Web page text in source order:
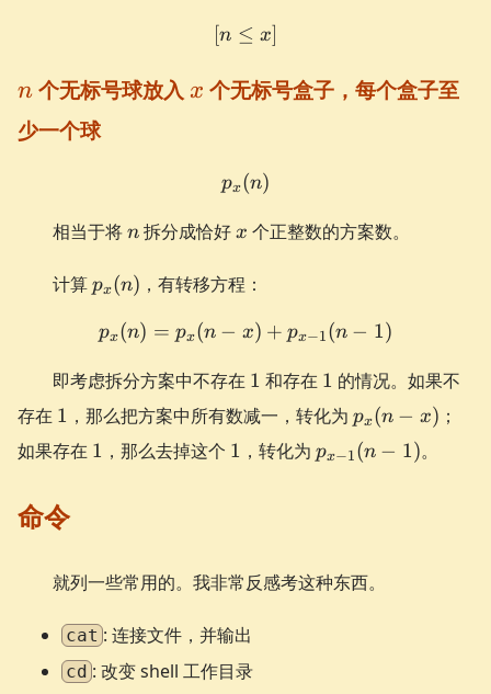
[n \le x]
[n ≤ x]
n
n 个无标号球放入 x
x 个无标号盒子，每个盒子至
少一个球
p_{x}(n)
px(n)
相当于将n
n 拆分成恰好 x
x 个正整数的方案数。
计算p_{x}
(n)
px(n) ，有转移方程：
p_{x}(n) = p_{x}(n-x) +
px(n) = px(n − x) + px−1(n − 1)
即考虑拆分方案中不存在 1
1 和存在 1
1 的情况。如果不
存在 1
1 ，那么把方案中所有数减一，转化为 p_{x}
(n-x)
px(n − x) ；
如果存在 1
1 ，那么去掉这个 1
1 ，转化为 p_{x-
px−1(n − 1)。
命令
就列一些常用的。我非常反感考这种东西。
cat : 连接文件，并输出
cd : 改变 shell 工作目录